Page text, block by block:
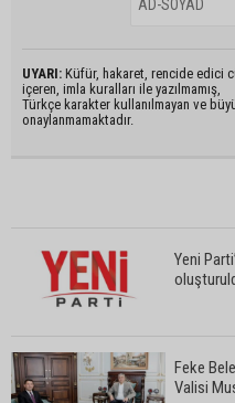
UYARI: Küfür, hakaret, rencide edici
içeren, imla kuralları ile yazılmamış,
Türkçe karakter kullanılmayan ve
onaylanmamaktadır.
Yeni
Feke
Valisi